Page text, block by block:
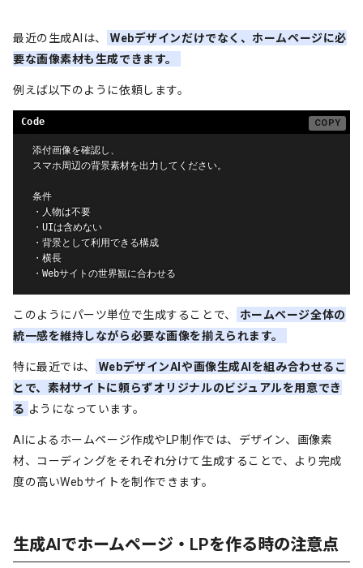
3. 必要であればJavaScript
4. スマホ表示時の調整も含めたコード
5. 画像から読み取った内容の簡単な説明
- [ ] 添付画像の内容を読み取れている
る
- [ ] 余白が十分にある
- [ ] スマホでも読みやすい
- [ ] カードが見やすい
- [ ] 次のセクションへ自然につながる
最近の生成AIは、
Webデザインだけでなく、ホームページに必
要な画像素材も生成できます。
例えば以下のように依頼します。
添付画像を確認し、
スマホ周辺の背景素材を出力してください。
条件
・人物は不要
・UIは含めない
・背景として利用できる構成
・横長
・Webサイトの世界観に合わせる
このようにパーツ単位で生成することで、
ホームページ全体の
統一感を維持しながら必要な画像を揃えられます。
特に最近では、
WebデザインAIや画像生成AIを組み合わせるこ
とで、素材サイトに頼らずオリジナルのビジュアルを用意でき
る ようになっています。
AIによるホームページ作成やLP制作では、デザイン、画像素
材、コーディングをそれぞれ分けて生成することで、より完成
度の高いWebサイトを制作できます。
生成AIでホームページ・LPを作る時の注意点